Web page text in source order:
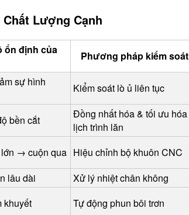
Lượng Cạnh
ổn định của
Phương pháp kiểm soát
sự hình
Kiểm soát lò ủ liên tục
bền cắt
Đồng nhất hóa & tối ưu hóa
lịch trình lăn
→ cuộn qua Hiệu chỉnh bộ khuôn CNC
lâu dài
Xử lý nhiệt chân không
khuyết Tự động phun bôi trơn